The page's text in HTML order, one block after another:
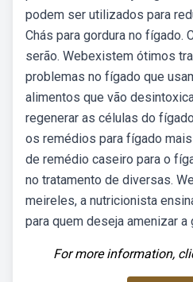
podem ser utilizados para
Chás para gordura no fígado.
serão. Webexistem ótimos
problemas no fígado que
alimentos que vão
regenerar as células do
os remédios para fígado
de remédio caseiro para o
no tratamento de diversas.
meireles, a nutricionista
para quem deseja amenizar a
For more information,